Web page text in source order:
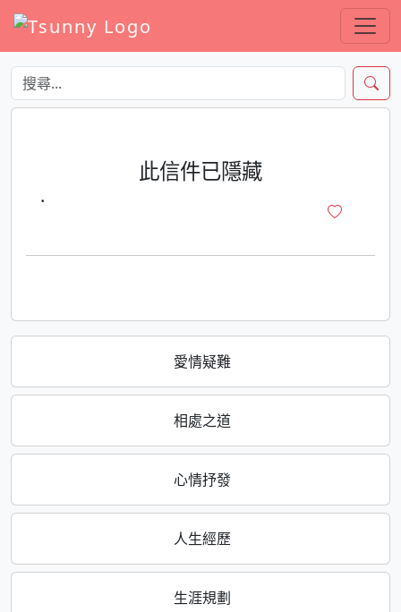
愛情疑難
相處之道
心情抒發
人生經歷
生涯規劃
此信件已隱藏
·